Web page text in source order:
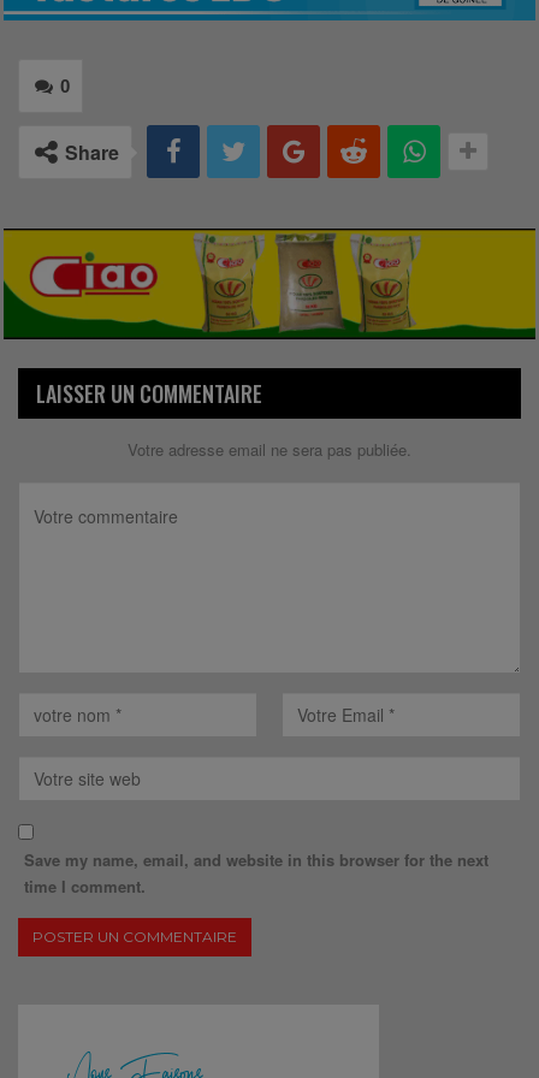
0
Share
LAISSER UN COMMENTAIRE
Votre adresse email ne sera pas publiée.
Save my name, email, and website in this browser for the next
time I comment.